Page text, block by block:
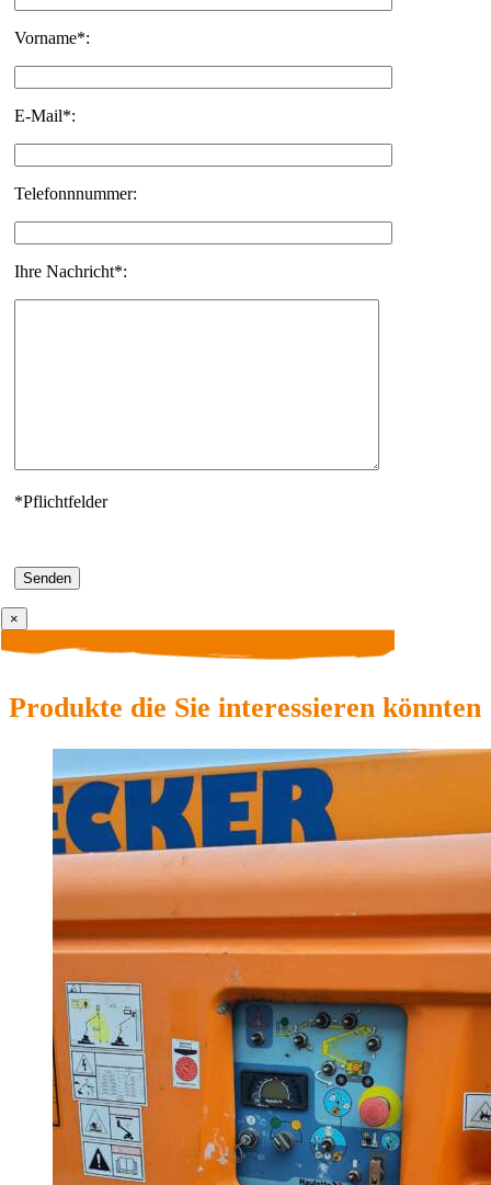
Vorname*:
E-Mail*:
Telefonnnummer:
Ihre Nachricht*:
*Pflichtfelder
×
Produkte die Sie interessieren könnten